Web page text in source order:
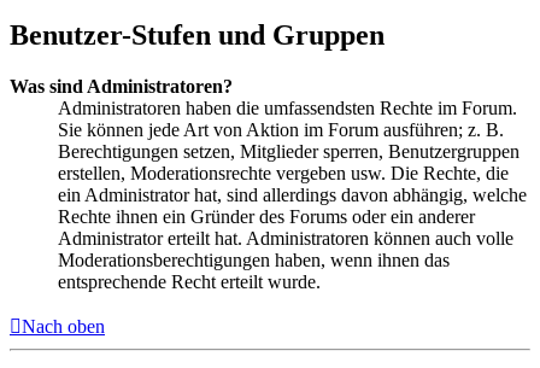
Benutzer-Stufen und Gruppen
Was sind Administratoren?
Administratoren haben die umfassendsten Rechte im Forum.
Sie können jede Art von Aktion im Forum ausführen; z. B.
Berechtigungen setzen, Mitglieder sperren, Benutzergruppen
erstellen, Moderationsrechte vergeben usw. Die Rechte, die
ein Administrator hat, sind allerdings davon abhängig, welche
Rechte ihnen ein Gründer des Forums oder ein anderer
Administrator erteilt hat. Administratoren können auch volle
Moderationsberechtigungen haben, wenn ihnen das
entsprechende Recht erteilt wurde.
Nach oben